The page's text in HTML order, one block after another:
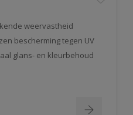
weervastheid
bescherming tegen UV
glans- en kleurbehoud